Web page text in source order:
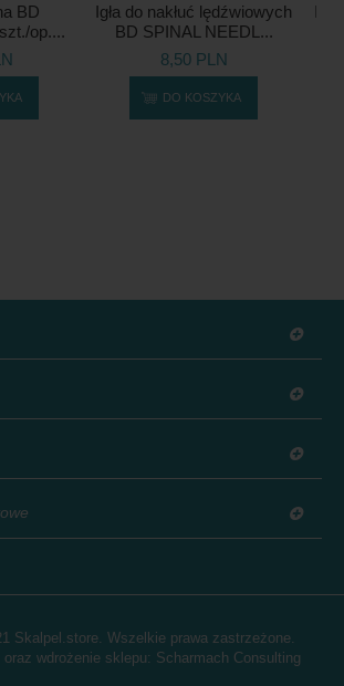
BD
op....
Igła do nakłuć lędźwiowych
BD SPINAL NEEDL...
8,50 PLN
DO KOSZYKA
Skalpel.store. Wszelkie prawa zastrzeżone.
wdrożenie sklepu: Scharmach Consulting